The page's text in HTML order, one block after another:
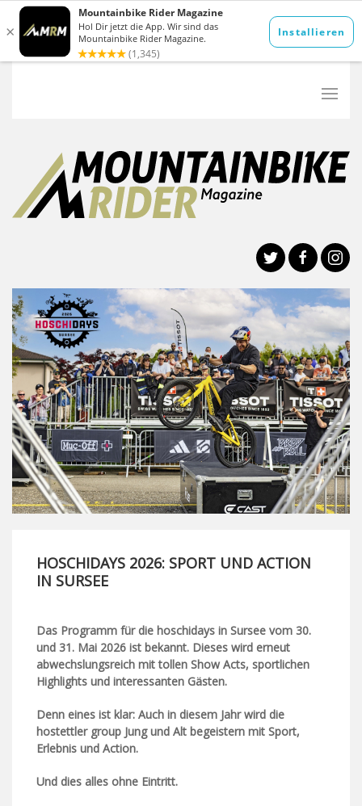
HOSCHIDAYS 2026: SPORT UND ACTION
IN SURSEE
Das Programm für die hoschidays in Sursee vom 30.
und 31. Mai 2026 ist bekannt. Dieses wird erneut
abwechslungsreich mit tollen Show Acts, sportlichen
Highlights und interessanten Gästen.
Denn eines ist klar: Auch in diesem Jahr wird die
hostettler group Jung und Alt begeistern mit Sport,
Erlebnis und Action.
Und dies alles ohne Eintritt.